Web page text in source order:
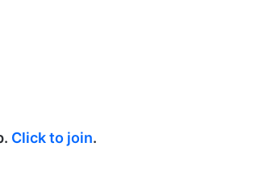
Click to join.